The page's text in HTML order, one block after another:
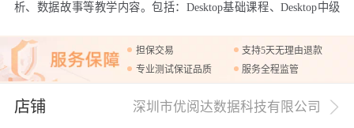
析、数据故事等教学内容。包括：Desktop基础课程、Desktop中级
担保交易
支持5天无理由退款
专业测试保证品质
服务全程监管
店铺 深圳市优阅达数据科技有限公司